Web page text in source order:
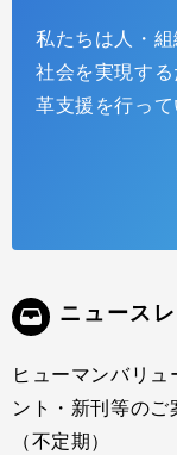
私たちは人・
社会を実現す
革支援を行って
ニュース
ヒューマンバリ
ント・新刊等のご
（不定期）